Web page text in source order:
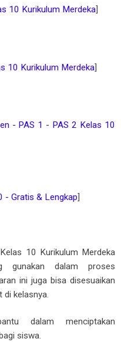
10 Kurikulum Merdeka]
10 Kurikulum Merdeka]
- PAS 1 - PAS 2 Kelas 10
- Gratis & Lengkap]
10 Kurikulum Merdeka
gunakan dalam proses
ini juga bisa disesuaikan
kelasnya.
dalam menciptakan
siswa.